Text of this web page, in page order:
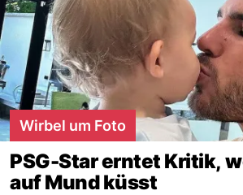
Wirbel um Foto
PSG-Star erntet Kritik,
auf Mund küsst